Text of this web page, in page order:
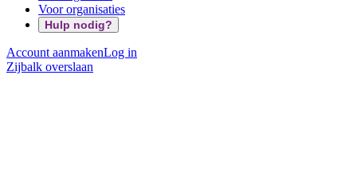
Voor organisaties
Hulp nodig?
Account aanmakenLog in
Zijbalk overslaan